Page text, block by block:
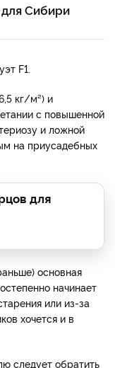
Сибири
F1.
кг/м²) и
с повышенной
и ложной
на приусадебных
для
основная
начинает
или из-за
хочется и в
следует обратить